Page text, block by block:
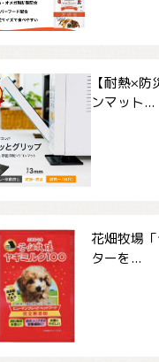
【耐熱×
ンマット...
花畑牧場
ターを...